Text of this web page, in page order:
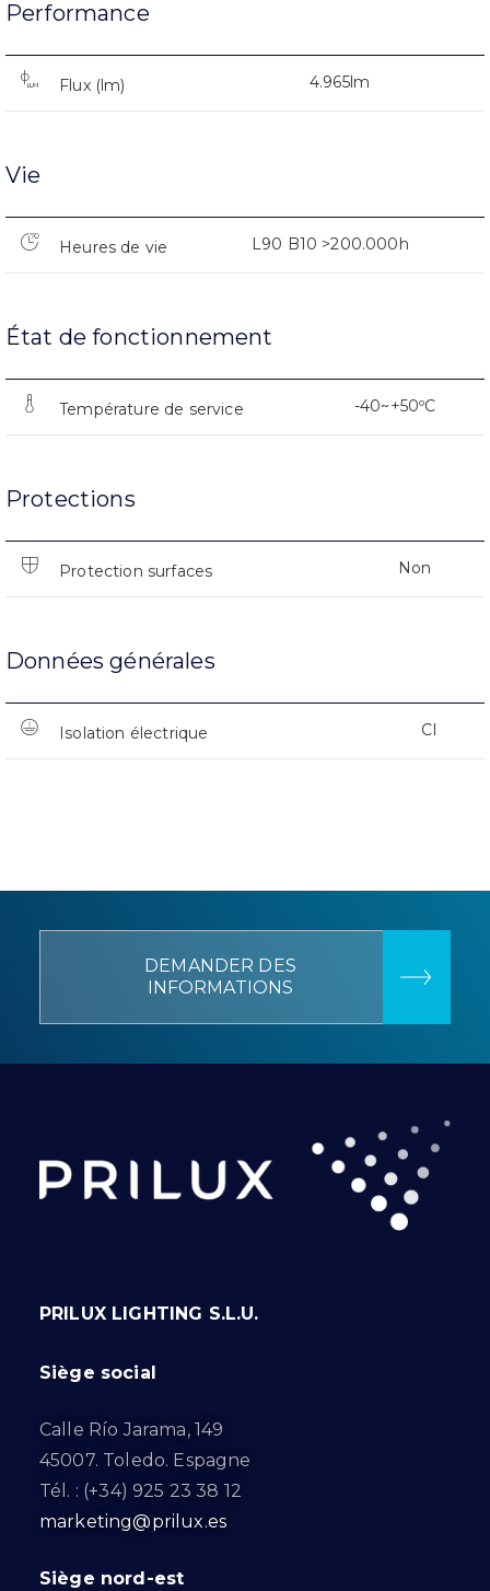
Performance
Flux (lm) 4.965lm
Vie
Heures de vie L90 B10 >200.000h
État de fonctionnement
Température de service -40~+50ºC
Protections
Protection surfaces Non
Données générales
Isolation électrique CI
DEMANDER DES
INFORMATIONS
PRILUX LIGHTING S.L.U.
Siège social
Calle Río Jarama, 149
45007. Toledo. Espagne
Tél. : (+34) 925 23 38 12
marketing@prilux.es
Siège nord-est